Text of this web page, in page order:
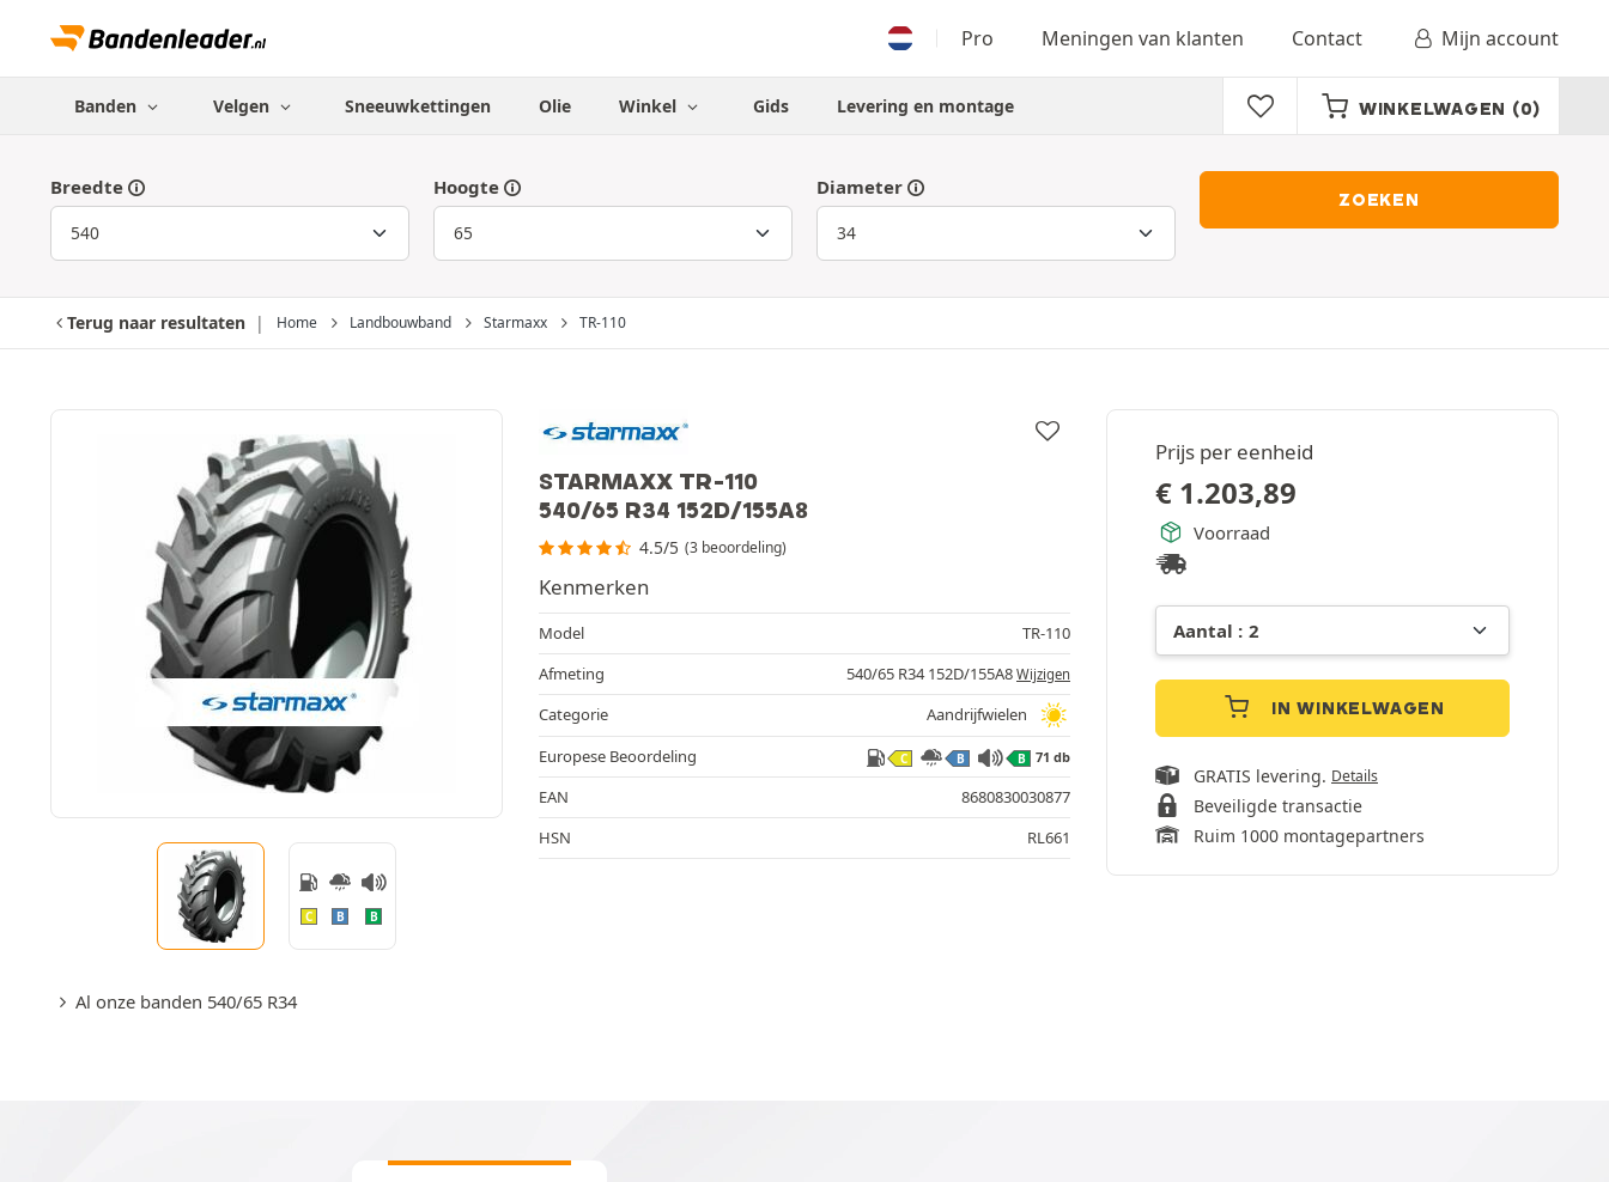
Pro Meningen van klanten Contact Mijn account
Banden Velgen Sneeuwkettingen Olie Winkel Gids Levering en montage WINKELWAGEN (0)
Breedte Hoogte Diameter
ZOEKEN
Terug naar resultaten Home Landbouwband Starmaxx TR-110
STARMAXX TR-110
540/65 R34 152D/155A8
4.5/5 (3 beoordeling)
Starmaxx
540/65 R34 152D/155A8
71
C B B
Al onze banden 540/65 R34
Prijs per eenheid
€ 1.203,89
Voorraad
IN WINKELWAGEN
GRATIS levering. Details
Beveiligde transactie
Ruim 1000 montagepartners
Kenmerken
Model
TR-110
Afmeting
540/65 R34 152D/155A8 Wijzigen
Categorie
Aandrijfwielen
Europese Beoordeling
C B B 71 db
EAN
8680830030877
HSN
RL661